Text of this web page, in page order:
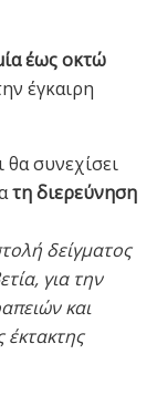
έως οκτώ
έγκαιρη
συνεχίσει
τη διερεύνηση
δείγματος
για την
και
έκτακτης